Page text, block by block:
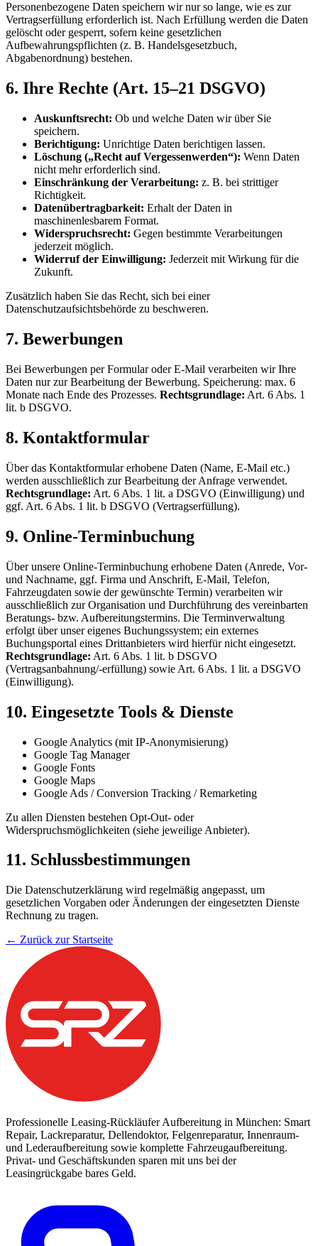
Personenbezogene Daten speichern wir nur so lange, wie es zur
Vertragserfüllung erforderlich ist. Nach Erfüllung werden die Daten
gelöscht oder gesperrt, sofern keine gesetzlichen
Aufbewahrungspflichten (z. B. Handelsgesetzbuch,
Abgabenordnung) bestehen.
6. Ihre Rechte (Art. 15–21 DSGVO)
Auskunftsrecht: Ob und welche Daten wir über Sie
speichern.
Berichtigung: Unrichtige Daten berichtigen lassen.
Löschung („Recht auf Vergessenwerden“): Wenn Daten
nicht mehr erforderlich sind.
Einschränkung der Verarbeitung: z. B. bei strittiger
Richtigkeit.
Datenübertragbarkeit: Erhalt der Daten in
maschinenlesbarem Format.
Widerspruchsrecht: Gegen bestimmte Verarbeitungen
jederzeit möglich.
Widerruf der Einwilligung: Jederzeit mit Wirkung für die
Zukunft.
Zusätzlich haben Sie das Recht, sich bei einer
Datenschutzaufsichtsbehörde zu beschweren.
7. Bewerbungen
Bei Bewerbungen per Formular oder E-Mail verarbeiten wir Ihre
Daten nur zur Bearbeitung der Bewerbung. Speicherung: max. 6
Monate nach Ende des Prozesses. Rechtsgrundlage: Art. 6 Abs. 1
lit. b DSGVO.
8. Kontaktformular
Über das Kontaktformular erhobene Daten (Name, E-Mail etc.)
werden ausschließlich zur Bearbeitung der Anfrage verwendet.
Rechtsgrundlage: Art. 6 Abs. 1 lit. a DSGVO (Einwilligung) und
ggf. Art. 6 Abs. 1 lit. b DSGVO (Vertragserfüllung).
9. Online-Terminbuchung
Über unsere Online-Terminbuchung erhobene Daten (Anrede, Vor-
und Nachname, ggf. Firma und Anschrift, E-Mail, Telefon,
Fahrzeugdaten sowie der gewünschte Termin) verarbeiten wir
ausschließlich zur Organisation und Durchführung des vereinbarten
Beratungs- bzw. Aufbereitungstermins. Die Terminverwaltung
erfolgt über unser eigenes Buchungssystem; ein externes
Buchungsportal eines Drittanbieters wird hierfür nicht eingesetzt.
Rechtsgrundlage: Art. 6 Abs. 1 lit. b DSGVO
(Vertragsanbahnung/-erfüllung) sowie Art. 6 Abs. 1 lit. a DSGVO
(Einwilligung).
10. Eingesetzte Tools & Dienste
Google Analytics (mit IP-Anonymisierung)
Google Tag Manager
Google Fonts
Google Maps
Google Ads / Conversion Tracking / Remarketing
Zu allen Diensten bestehen Opt-Out- oder
Widerspruchsmöglichkeiten (siehe jeweilige Anbieter).
11. Schlussbestimmungen
Die Datenschutzerklärung wird regelmäßig angepasst, um
gesetzlichen Vorgaben oder Änderungen der eingesetzten Dienste
Rechnung zu tragen.
← Zurück zur Startseite
Professionelle Leasing-Rückläufer Aufbereitung in München: Smart
Repair, Lackreparatur, Dellendoktor, Felgenreparatur, Innenraum-
und Lederaufbereitung sowie komplette Fahrzeugaufbereitung.
Privat- und Geschäftskunden sparen mit uns bei der
Leasingrückgabe bares Geld.